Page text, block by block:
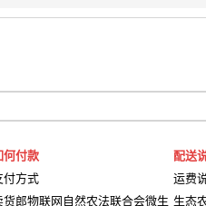
何付款
付方式
货郎物联网自然农法联合会微生
配送
运费
生态